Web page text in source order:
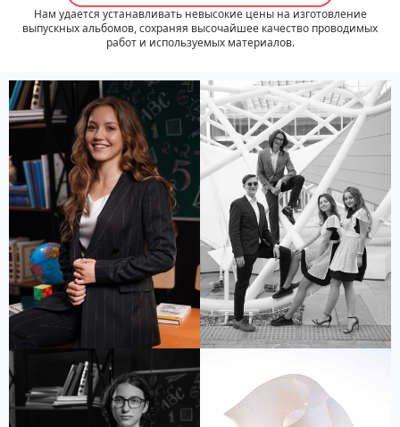
Нам удается устанавливать невысокие цены на изготовление
выпускных альбомов, сохраняя высочайшее качество проводимых
работ и используемых материалов.